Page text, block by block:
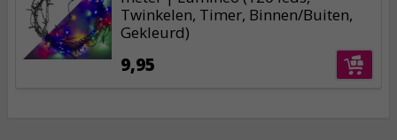
Twinkelen, Timer, Binnen/Buiten,
Gekleurd)
9,95